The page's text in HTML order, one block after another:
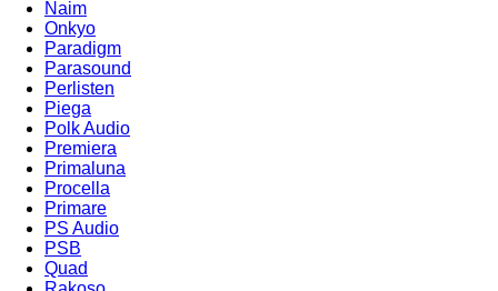
Naim
Onkyo
Paradigm
Parasound
Perlisten
Piega
Polk Audio
Premiera
Primaluna
Procella
Primare
PS Audio
PSB
Quad